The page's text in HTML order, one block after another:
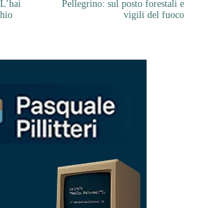
Pellegrino: sul posto forestali e
vigili del fuoco